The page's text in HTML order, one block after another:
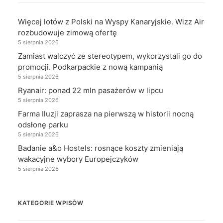
Więcej lotów z Polski na Wyspy Kanaryjskie. Wizz Air
rozbudowuje zimową ofertę
5 sierpnia 2026
Zamiast walczyć ze stereotypem, wykorzystali go do
promocji. Podkarpackie z nową kampanią
5 sierpnia 2026
Ryanair: ponad 22 mln pasażerów w lipcu
5 sierpnia 2026
Farma Iluzji zaprasza na pierwszą w historii nocną
odsłonę parku
5 sierpnia 2026
Badanie a&o Hostels: rosnące koszty zmieniają
wakacyjne wybory Europejczyków
5 sierpnia 2026
KATEGORIE WPISÓW